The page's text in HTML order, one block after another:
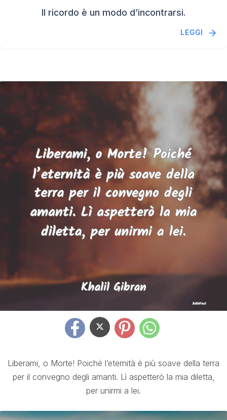
Il ricordo è un modo d’incontrarsi.
LEGGI
Liberami, o Morte! Poiché l’eternità è più soave della terra
per il convegno degli amanti. Lì aspetterò la mia diletta,
per unirmi a lei.